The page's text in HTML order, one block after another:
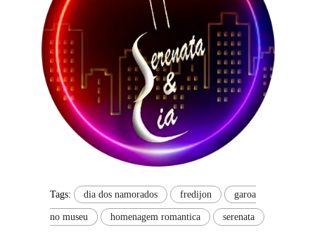
Tags: dia dos namorados fredijon garoa
no museu homenagem romantica serenata